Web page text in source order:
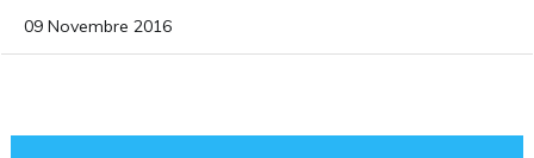
09 Novembre 2016